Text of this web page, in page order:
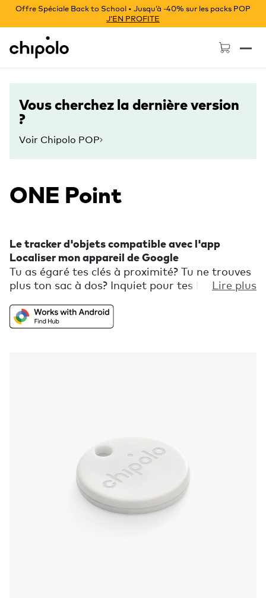
Offre Spéciale Back to School • Jusqu’à -40% sur les packs POP
J’EN PROFITE
Chipolo - Home page
Vous cherchez la dernière version
?
Voir Chipolo POP
ONE Point
Le tracker d'objets compatible avec l'app
Localiser mon appareil de Google
Tu as égaré tes clés à proximité? Tu ne trouves
plus ton sac à dos? Inquiet pour tes bagages?
voir leur emplacement grâce aux millions
d'appareils Android faisant partie du réseau
Lire plus